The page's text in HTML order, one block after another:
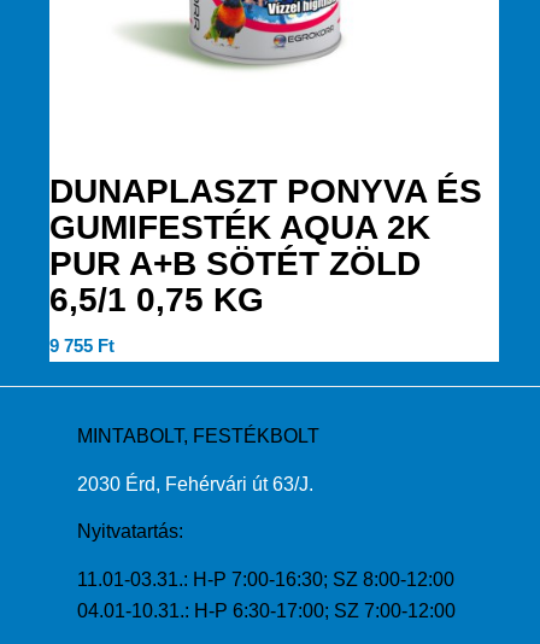
DUNAPLASZT PONYVA ÉS
GUMIFESTÉK AQUA 2K
PUR A+B SÖTÉT ZÖLD
6,5/1 0,75 KG
9 755 Ft
MINTABOLT, FESTÉKBOLT
2030 Érd, Fehérvári út 63/J.
Nyitvatartás:
11.01-03.31.: H-P 7:00-16:30; SZ 8:00-12:00
04.01-10.31.: H-P 6:30-17:00; SZ 7:00-12:00